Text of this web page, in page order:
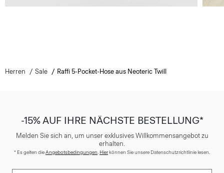
Herren Sale Raffi 5-Pocket-Hose aus Neoteric Twill
-15% AUF IHRE NÄCHSTE BESTELLUNG*
Melden Sie sich an, um unser exklusives Willkommensangebot zu
erhalten.
* Es gelten dieAngebotsbedingungen. Hierkönnen Sie unsere Datenschutzrichtlinie lesen.